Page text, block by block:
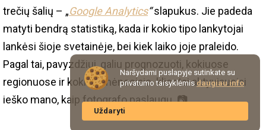
trečių šalių – „Google Analytics“slapukus. Jie padeda
matyti bendrą statistiką, kada ir kokio tipo lankytojai
lankėsi šioje svetainėje, bei kiek laiko joje praleido.
Pagal tai, pavyzdžiui, galiu prognozuoti, kokiuose
regionuose ir kokiais mėnesiais klientai aktyviausiai
ieško mano, kaip fotografo paslaugų. 📷
Naršydami puslapyje sutinkate su
privatumo taisyklėmisdaugiau info
Uždaryti